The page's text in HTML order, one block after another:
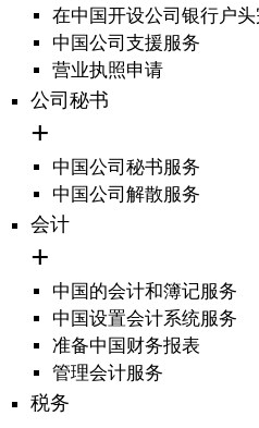
在中国开设公司银行户
中国公司支援服务
营业执照申请
公司秘书
中国公司秘书服务
中国公司解散服务
会计
中国的会计和簿记服务
中国设置会计系统服务
准备中国财务报表
管理会计服务
税务